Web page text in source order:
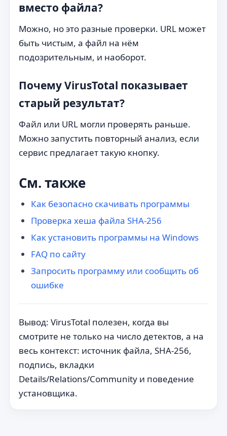
вместо файла?
Можно, но это разные проверки. URL может
быть чистым, а файл на нём
подозрительным, и наоборот.
Почему VirusTotal показывает
старый результат?
Файл или URL могли проверять раньше.
Можно запустить повторный анализ, если
сервис предлагает такую кнопку.
См. также
Как безопасно скачивать программы
Проверка хеша файла SHA-256
Как установить программы на Windows
FAQ по сайту
Запросить программу или сообщить об
ошибке
Вывод: VirusTotal полезен, когда вы
смотрите не только на число детектов, а на
весь контекст: источник файла, SHA-256,
подпись, вкладки
Details/Relations/Community и поведение
установщика.